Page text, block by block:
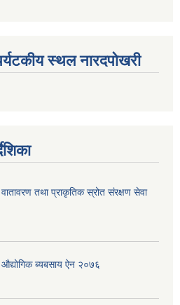
स्थल नारदपोखरी
तथा प्राकृतिक स्रोत संरक्षण सेवा
औद्योगिक ब्यबसाय ऐन २०७६